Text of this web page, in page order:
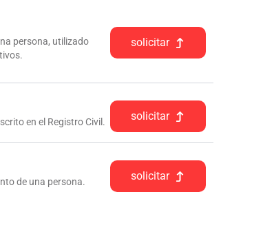
persona, utilizado
solicitar
en el Registro Civil. solicitar
de una persona. solicitar